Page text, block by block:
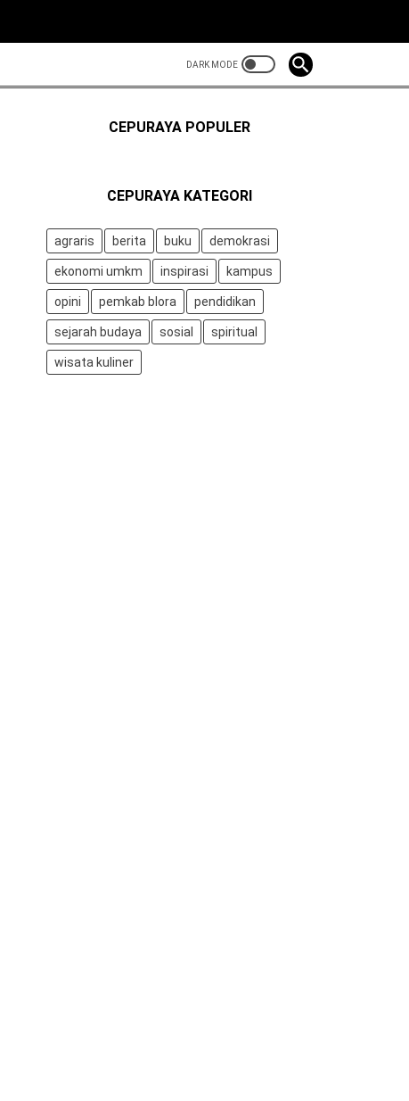
CEPURAYA POPULER
CEPURAYA KATEGORI
agraris berita buku demokrasi
ekonomi umkm inspirasi kampus
opini pemkab blora pendidikan
sejarah budaya sosial spiritual
wisata kuliner